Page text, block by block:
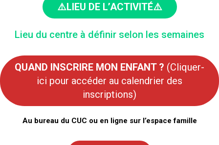
⚠️LIEU DE L’ACTIVITÉ⚠️
Lieu du centre à définir selon les semaines
QUAND INSCRIRE MON ENFANT ? (Cliquer-
ici pour accéder au calendrier des
inscriptions)
Au bureau du CUC ou en ligne sur l’espace famille